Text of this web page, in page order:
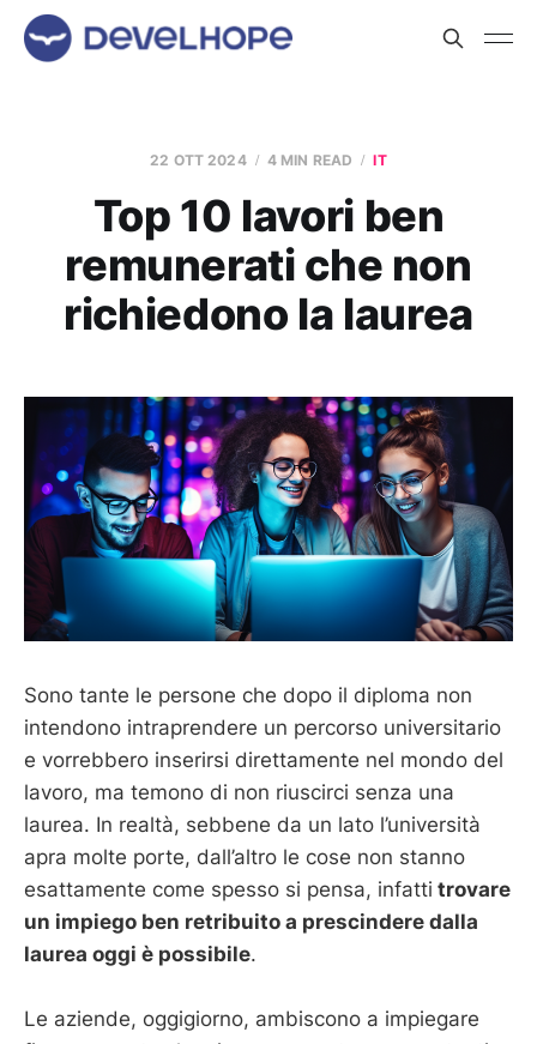
22 OTT 2024 4 MIN READ IT
Top 10 lavori ben
remunerati che non
richiedono la laurea
Sono tante le persone che dopo il diploma non
intendono intraprendere un percorso universitario
e vorrebbero inserirsi direttamente nel mondo del
lavoro, ma temono di non riuscirci senza una
laurea. In realtà, sebbene da un lato l’università
apra molte porte, dall’altro le cose non stanno
esattamente come spesso si pensa, infatti trovare
un impiego ben retribuito a prescindere dalla
laurea oggi è possibile.
Le aziende, oggigiorno, ambiscono a impiegare